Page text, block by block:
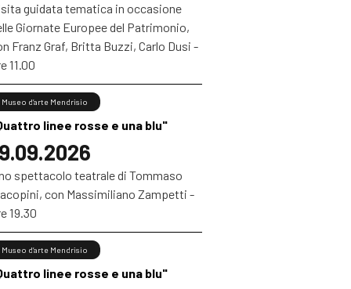
guidata tematica in occasione
Giornate Europee del Patrimonio,
Franz Graf, Britta Buzzi, Carlo Dusi -
11.00
linee rosse e una blu"
Museo d’arte Mendrisio
spettacolo teatrale di Tommaso
con Massimiliano Zampetti -
19.30
linee rosse e una blu"
Museo d’arte Mendrisio